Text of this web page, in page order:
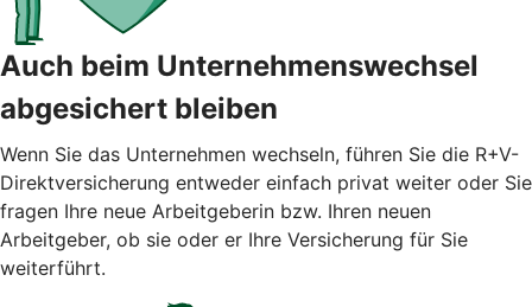
Auch beim Unternehmenswechsel
abgesichert bleiben
Wenn Sie das Unternehmen wechseln, führen Sie die R+V-
Direktversicherung entweder einfach privat weiter oder Sie
fragen Ihre neue Arbeitgeberin bzw. Ihren neuen
Arbeitgeber, ob sie oder er Ihre Versicherung für Sie
weiterführt.